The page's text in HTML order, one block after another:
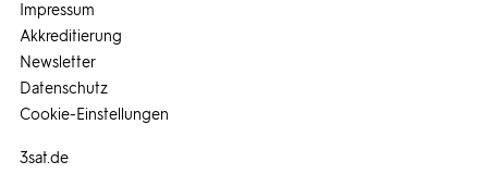
3sat.de
Impressum
Akkreditierung
Newsletter
Datenschutz
Cookie-Einstellungen